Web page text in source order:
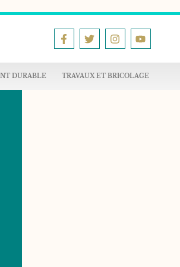
DURABLE TRAVAUX ET BRICOLAGE